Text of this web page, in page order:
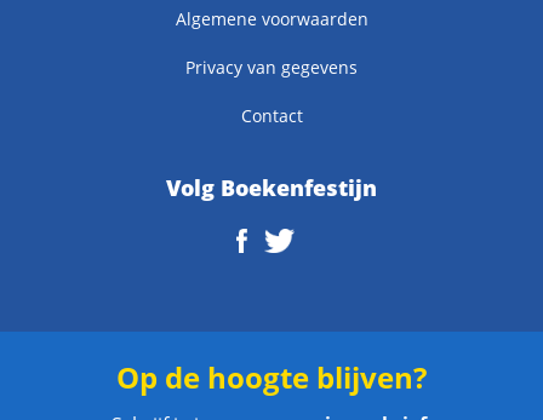
Algemene voorwaarden
Privacy van gegevens
Contact
Volg Boekenfestijn
Op de hoogte blijven?